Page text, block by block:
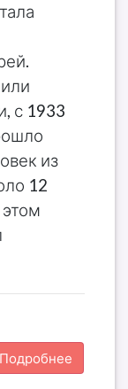
с 1933
из
12
Подробнее